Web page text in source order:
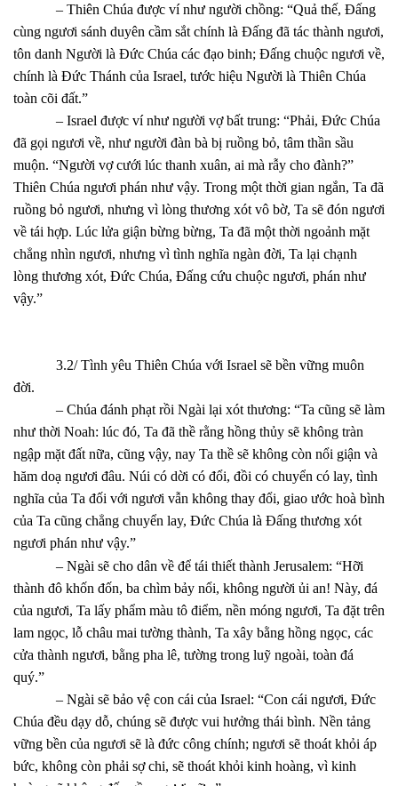
– Thiên Chúa được ví như người chồng: “Quả thế, Đấng
cùng ngươi sánh duyên cầm sắt chính là Đấng đã tác thành ngươi,
tôn danh Người là Đức Chúa các đạo binh; Đấng chuộc ngươi về,
chính là Đức Thánh của Israel, tước hiệu Người là Thiên Chúa
toàn cõi đất.”
– Israel được ví như người vợ bất trung: “Phải, Đức Chúa
đã gọi ngươi về, như người đàn bà bị ruồng bỏ, tâm thần sầu
muộn. “Người vợ cưới lúc thanh xuân, ai mà rẫy cho đành?”
Thiên Chúa ngươi phán như vậy. Trong một thời gian ngắn, Ta đã
ruồng bỏ ngươi, nhưng vì lòng thương xót vô bờ, Ta sẽ đón ngươi
về tái hợp. Lúc lửa giận bừng bừng, Ta đã một thời ngoảnh mặt
chẳng nhìn ngươi, nhưng vì tình nghĩa ngàn đời, Ta lại chạnh
lòng thương xót, Đức Chúa, Đấng cứu chuộc ngươi, phán như
vậy.”
3.2/ Tình yêu Thiên Chúa với Israel sẽ bền vững muôn
đời.
– Chúa đánh phạt rồi Ngài lại xót thương: “Ta cũng sẽ làm
như thời Noah: lúc đó, Ta đã thề rằng hồng thủy sẽ không tràn
ngập mặt đất nữa, cũng vậy, nay Ta thề sẽ không còn nổi giận và
hăm doạ ngươi đâu. Núi có dời có đổi, đồi có chuyển có lay, tình
nghĩa của Ta đối với ngươi vẫn không thay đổi, giao ước hoà bình
của Ta cũng chẳng chuyển lay, Đức Chúa là Đấng thương xót
ngươi phán như vậy.”
– Ngài sẽ cho dân về để tái thiết thành Jerusalem: “Hỡi
thành đô khốn đốn, ba chìm bảy nổi, không người ủi an! Này, đá
của ngươi, Ta lấy phẩm màu tô điểm, nền móng ngươi, Ta đặt trên
lam ngọc, lỗ châu mai tường thành, Ta xây bằng hồng ngọc, các
cửa thành ngươi, bằng pha lê, tường trong luỹ ngoài, toàn đá
quý.”
– Ngài sẽ bảo vệ con cái của Israel: “Con cái ngươi, Đức
Chúa đều dạy dỗ, chúng sẽ được vui hưởng thái bình. Nền tảng
vững bền của ngươi sẽ là đức công chính; ngươi sẽ thoát khỏi áp
bức, không còn phải sợ chi, sẽ thoát khỏi kinh hoàng, vì kinh